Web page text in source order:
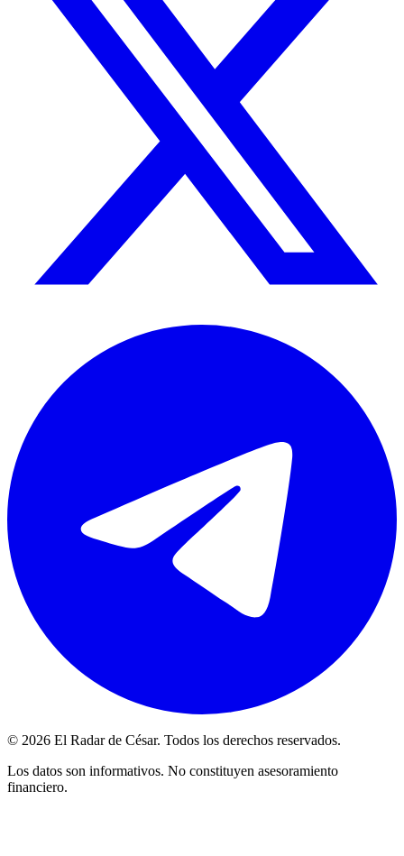
© 2026 El Radar de César. Todos los derechos reservados.
Los datos son informativos. No constituyen asesoramiento
financiero.